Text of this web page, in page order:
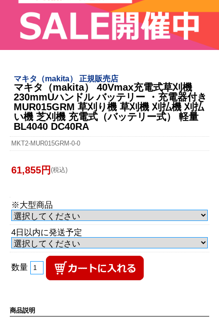
マキタ（makita） 正規販売店
マキタ（makita） 40Vmax充電式草刈機
230mmUハンドル バッテリー ・充電器付き
MUR015GRM 草刈り機 草刈機 刈払機 刈払
い機 芝刈機 充電式（バッテリー式） 軽量
BL4040 DC40RA
MKT2-MUR015GRM-0-0
61,855円 (税込)
※大型商品
4日以内に発送予定
数量
商品説明